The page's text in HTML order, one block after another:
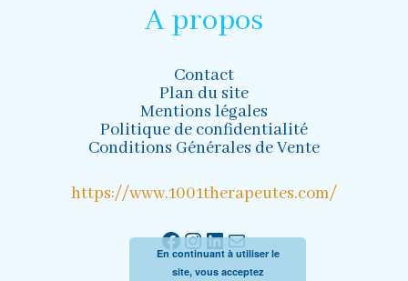
A propos
Contact
Plan du site
Mentions légales
Politique de confidentialité
Conditions Générales de Vente
https://www.1001therapeutes.com/
Facebook
Instagram
LinkedIn
Mail
En continuant à utiliser le
site, vous acceptez